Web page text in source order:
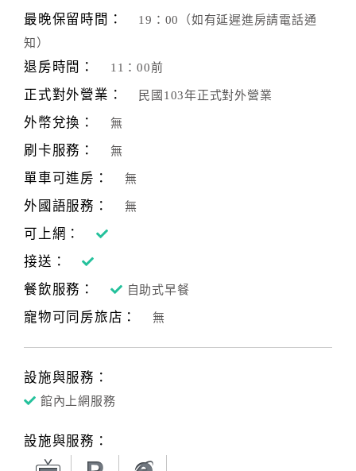
度
單
管
員
帳
服
單
Line
可找到很多現代已失落的生活格調。儲水槽、抽水唧筒、燒
柴灶頭、日曬場，
走入四間廳，猶如走入時光隧道，恍惚看見當時之風光。
最晚保留時間：
19：00（如有延遲進房請電話通
知）
退房時間： 11：00前
正式對外營業： 民國103年正式對外營業
外幣兌換： 無
刷卡服務： 無
單車可進房： 無
外國語服務： 無
可上網：
接送：
餐飲服務：
自助式早餐
寵物可同房旅店： 無
設施與服務：
館內上網服務
設施與服務：